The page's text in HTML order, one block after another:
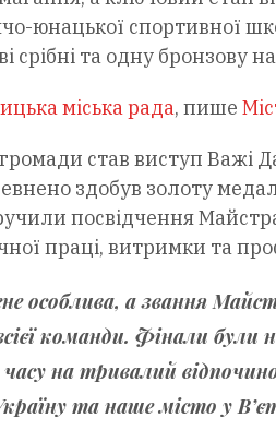
юнацької спортивної
срібні та одну бронзову
міська рада, пише
став виступ Важі
здобув золоту
посвідчення
праці, витримки та
особлива, а звання
команди. Фінали
на тривалий
та наше місто у